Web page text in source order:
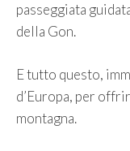
passeggiata
della Gon.
E tutto questo,
d’Europa, per
montagna.